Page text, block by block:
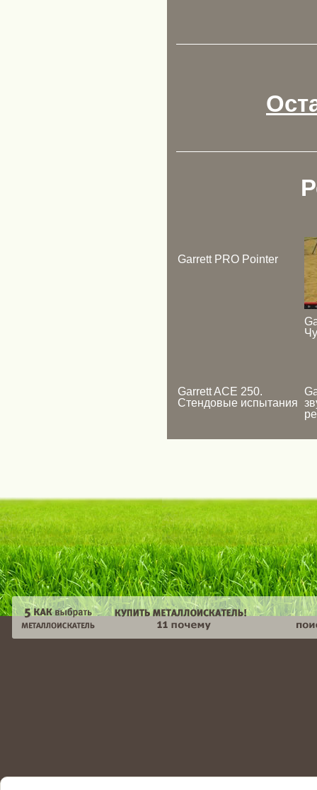
Garrett PRO Pointer
Garrett ACE 250.
Стендовые испытания